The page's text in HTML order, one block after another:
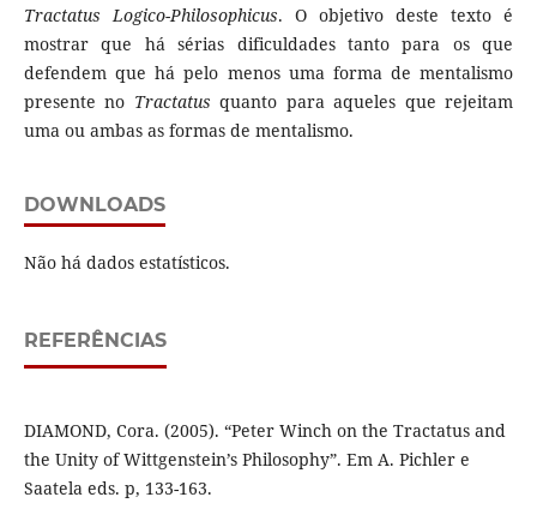
Tractatus Logico-Philosophicus. O objetivo deste texto é
mostrar que há sérias dificuldades tanto para os que
defendem que há pelo menos uma forma de mentalismo
presente no Tractatus quanto para aqueles que rejeitam
uma ou ambas as formas de mentalismo.
DOWNLOADS
Não há dados estatísticos.
REFERÊNCIAS
DIAMOND, Cora. (2005). “Peter Winch on the Tractatus and
the Unity of Wittgenstein’s Philosophy”. Em A. Pichler e
Saatela eds. p, 133-163.